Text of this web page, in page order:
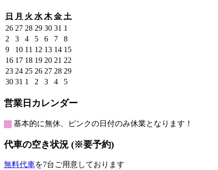
日
日
曜
日
月 月
曜
日
火 火
曜
日
水水
曜
日
木木
曜
日
金金
曜
日
土
262026
年
7
月
26
日
272026
年
7
月
27
日
282026
年
7
月
28
日
292026
年
7
月
29
日
302026
年
7
月
30
日
31 2026
年
7
月
31
日
1
8
月
1
日
2 2026
年
8
月
2
日
32026
年
8
月
3
日
42026
年
8
月
4
日
52026
年
8
月
5
日
62026
年
8
月
6
日
72026
年
8
月
7
日
82026
年
8
月
8
日
92026
年
8
月
9
日
102026
年
8
月
10
日
11 2026
年
8
月
11
12 2026
年
8
月
12
132026
年
8
月
13
142026
年
8
月
14
日
152026
8
162026
年
8
16
日
172026
年
8
17
日
182026
年
8
18
日
192026
年
8
19
日
202026
年
8
20
日
21 2026
年
8
21
日
22
年
232026
年
月
23
日
242026
年
月
24
日
252026
年
月
25
日
262026
年
月
26
日
272026
年
月
27
日
282026
年
月
28
292026
日
302026
8
月
30
日
31 2026
8
月
31
日
1 2026
9
月
1
日
2 2026
9
月
2
日
32026
9
月
3
日
42026
9
月
4
日
52026
9
5
日
営業日カレンダー
基本的に無休、ピンクの日付のみ休業となります！
代車の空き状況 (※要予約)
無料代車を7台ご用意しております